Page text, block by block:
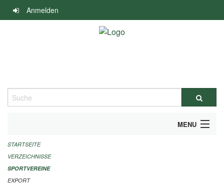
Navigation
überspringen
Anmelden
Suche
MENU
ALLGEMEINE INFORMATIONEN
FINANZIELLE UNTERSTÜTZUNG BENÖTIGT?
STARTSEITE
VERZEICHNISSE
SPORTVEREINE
EXPORT